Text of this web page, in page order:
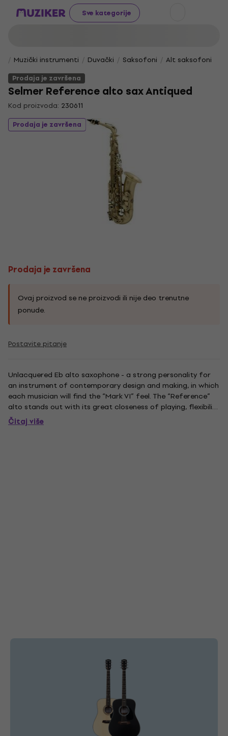
Sve kategorije
Muzički instrumenti Duvački Saksofoni
Alt saksofoni
Prodaja je završena
Selmer Reference alto sax Antiqued
Kod proizvoda: 230611
Prodaja je završena
Prodaja je završena
Ovaj proizvod se ne proizvodi ili nije deo trenutne
ponude.
Postavite pitanje
Unlacquered Eb alto saxophone - a strong personality for
an instrument of contemporary design and making, in which
each musician will find the “Mark VI” feel. The “Reference”
alto stands out with its great closeness of playing, flexibility
and power, which give free rein to expressiveness.Key: E
flatRange: high F sharpThumb rest : adjustable, in...
Čitaj više